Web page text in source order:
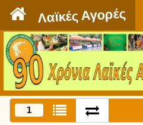
Λαϊκές Αγορές
1